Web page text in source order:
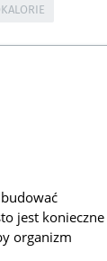
jest konieczne
organizm